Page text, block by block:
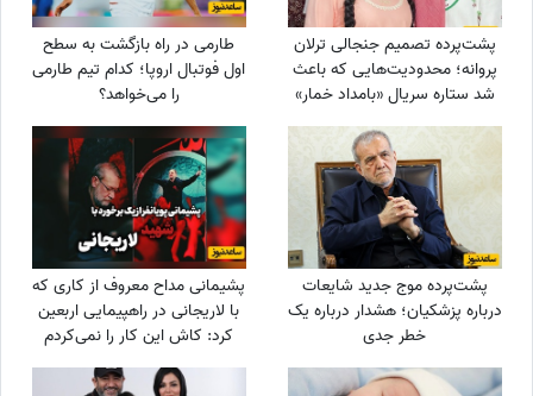
پشت‌پرده تصمیم جنجالی ترلان
پروانه؛ محدودیت‌هایی که باعث
شد ستاره سریال «بامداد خمار»
دور رفیق‌بازی را خط بکشد!
طارمی در راه بازگشت به سطح
اول فوتبال اروپا؛ کدام تیم طارمی
را می‌خواهد؟
پشت‌پرده موج جدید شایعات
درباره پزشکیان؛ هشدار درباره یک
خطر جدی
پشیمانی مداح معروف از کاری که
با لاریجانی در راهپیمایی اربعین
کرد: کاش این کار را نمی‌کردم